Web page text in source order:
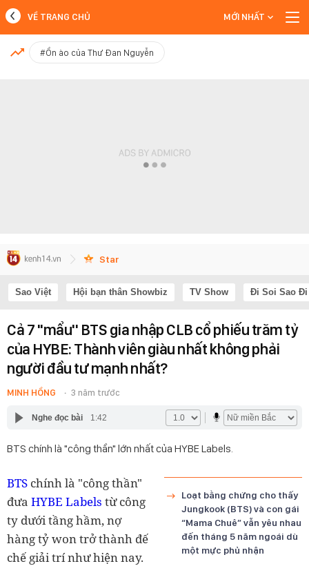
MỚI NHẤT
VỀ TRANG CHỦ MỚI NHẤT
#Ồn ào của Thư Đan Nguyễn
Star
Sao Việt Hội bạn thân Showbiz TV Show Đi Soi Sao Đi
Cả 7 ''mẩu'' BTS gia nhập CLB cổ phiếu trăm tỷ
của HYBE: Thành viên giàu nhất không phải
người đầu tư mạnh nhất?
MINH HỒNG 3 năm trước
Nghe đọc bài 1:42
BTS chính là "công thần" lớn nhất của HYBE Labels.
Loạt bằng chứng cho thấy
Jungkook (BTS) và con gái
“Mama Chuê” vẫn yêu nhau
đến tháng 5 năm ngoái dù
một mực phủ nhận
BTS chính là "công thần"
đưa HYBE Labels từ công
ty dưới tầng hầm, nợ
hàng tỷ won trở thành đế
chế giải trí như hiện nay.